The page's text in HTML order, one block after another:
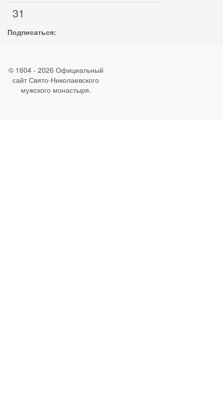
31
Подписаться:
© 1604 - 2026 Официальный
сайт Свято-Николаевского
мужского монастыря.